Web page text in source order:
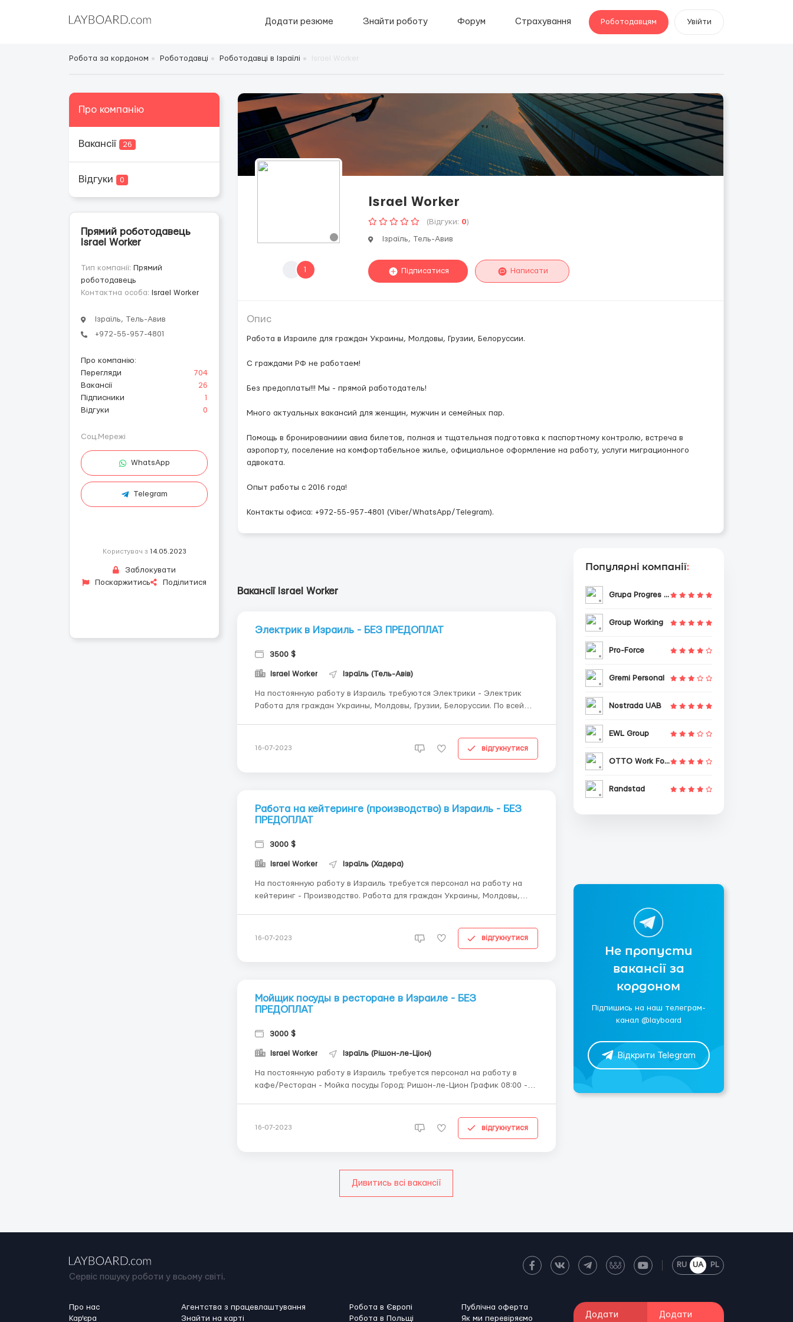
Додати резюме Знайти роботу Форум Страхування Роботодавцям Увійти
Робота за кордоном Роботодавці Роботодавці в Ізраїлі
Про компанію
Вакансії 26
Відгуки 0
Прямий роботодавець
Israel Worker
Тип компанії: Прямий
роботодавець
Контактна особа:
Israel Worker
Ізраїль, Тель-Авив
+972-55-957-4801
Про компанію:
Перегляди
704
Вакансії
26
Підписники
1
Відгуки
0
Соц.Мережі
WhatsApp
Telegram
Користувач з 14.05.2023
Заблокувати
Поскаржитись
Поділитися
1
Israel Worker
(Відгуки: 0)
Ізраїль, Тель-Авив
Підписатися Написати
Опис
Работа в Израиле для граждан Украины, Молдовы, Грузии, Белоруссии.
С граждами РФ не работаем!
Без предоплаты!!! Мы - прямой работодатель!
Много актуальных вакансий для женщин, мужчин и семейных пар.
Помощь в бронированиии авиа билетов, полная и тщательная подготовка к паспортному контролю, встреча в
аэропорту, поселение на комфортабельное жилье, официальное оформление на работу, услуги миграционного
адвоката.
Опыт работы с 2016 года!
Контакты офиса: +972-55-957-4801 (Viber/WhatsApp/Telegram).
Вакансії Israel Worker
Электрик в Израиль - БЕЗ ПРЕДОПЛАТ
3500 $
Israel Worker Ізраїль (Тель-Авів)
На постоянную работу в Израиль требуются Электрики - Электрик
Работа для граждан Украины, Молдовы, Грузии, Белоруссии. По всей
16-07-2023 відгукнутися
Работа на кейтеринге (производство) в Израиль - БЕЗ
ПРЕДОПЛАТ
3000 $
Israel Worker Ізраїль (Хадера)
На постоянную работу в Израиль требуется персонал на работу на
кейтеринг - Производство. Работа для граждан Украины, Молдовы,
16-07-2023 відгукнутися
Мойщик посуды в ресторане в Израиле - БЕЗ
ПРЕДОПЛАТ
3000 $
Israel Worker Ізраїль (Рішон-ле-Ціон)
На постоянную работу в Израиль требуется персонал на работу в
кафе/Ресторан - Мойка посуды Город: Ришон-ле-Цион График 08:00 -
16-07-2023 відгукнутися
Дивитись всі вакансії
Популярні компанії:
Grupa Progres Sp. z o.o.
Group Working
Pro-Force
Gremi Personal
Nostrada UAB
EWL Group
OTTO Work Force
Randstad
Не пропусти
вакансії за
кордоном
Підпишись на наш телеграм-
канал @layboard
Відкрити Telegram
Сервіс пошуку роботи у всьому світі.
RU UA PL
Про нас
Кар'єра
Агентства з працевлаштування
Знайти на карті
Робота в Європі
Робота в Польщі
Публічна оферта
Як ми перевіряємо
Додати
Додати